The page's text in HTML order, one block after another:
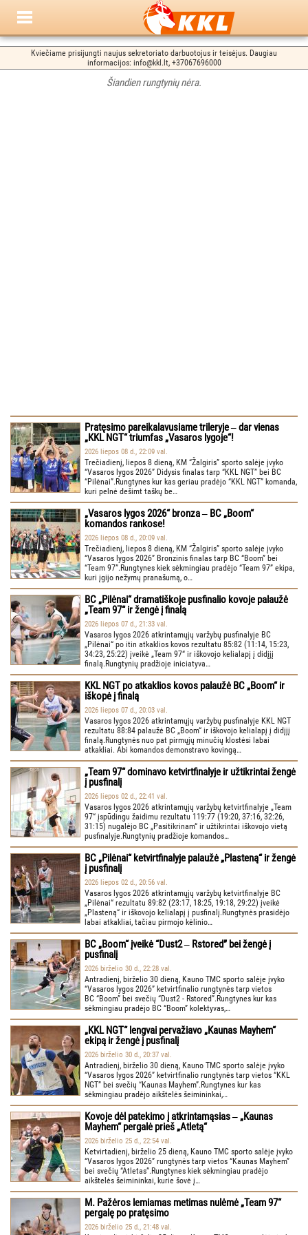
Kviečiame prisijungti naujus sekretoriato darbuotojus ir teisėjus. Daugiau
informacijos: info@kkl.lt, +37067696000
Šiandien rungtynių nėra.
Pratęsimo pareikalavusiame trileryje ‒ dar vienas
„KKL NGT“ triumfas „Vasaros lygoje“!
2026 liepos 08 d., 22:09 val.
Trečiadienį, liepos 8 dieną, KM “Žalgiris” sporto salėje įvyko
“Vasaros lygos 2026” Didysis finalas tarp “KKL NGT” bei BC
“Pilėnai”.Rungtynes kur kas geriau pradėjo “KKL NGT” komanda,
kuri pelnė dešimt taškų be…
„Vasaros lygos 2026“ bronza ‒ BC „Boom“
komandos rankose!
2026 liepos 08 d., 20:09 val.
Trečiadienį, liepos 8 dieną, KM “Žalgiris” sporto salėje įvyko
“Vasaros lygos 2026” Bronzinis finalas tarp BC “Boom” bei
“Team 97”.Rungtynes kiek sėkmingiau pradėjo “Team 97” ekipa,
kuri įgijo nežymų pranašumą, o…
BC „Pilėnai“ dramatiškoje pusfinalio kovoje palaužė
„Team 97“ ir žengė į finalą
2026 liepos 07 d., 21:33 val.
Vasaros lygos 2026 atkrintamųjų varžybų pusfinalyje BC
„Pilėnai“ po itin atkaklios kovos rezultatu 85:82 (11:14, 15:23,
34:23, 25:22) įveikė „Team 97“ ir iškovojo kelialapį į didįjį
finalą.Rungtynių pradžioje iniciatyva…
KKL NGT po atkaklios kovos palaužė BC „Boom“ ir
iškopė į finalą
2026 liepos 07 d., 20:03 val.
Vasaros lygos 2026 atkrintamųjų varžybų pusfinalyje KKL NGT
rezultatu 88:84 palaužė BC „Boom“ ir iškovojo kelialapį į didįjį
finalą.Rungtynės nuo pat pirmųjų minučių klostėsi labai
atkakliai. Abi komandos demonstravo kovingą…
„Team 97“ dominavo ketvirtfinalyje ir užtikrintai žengė
į pusfinalį
2026 liepos 02 d., 22:41 val.
Vasaros lygos 2026 atkrintamųjų varžybų ketvirtfinalyje „Team
97“ įspūdingu žaidimu rezultatu 119:77 (19:20, 37:16, 32:26,
31:15) nugalėjo BC „Pasitikrinam“ ir užtikrintai iškovojo vietą
pusfinalyje.Rungtynių pradžioje komandos…
BC „Pilėnai“ ketvirtfinalyje palaužė „Plasteną“ ir žengė
į pusfinalį
2026 liepos 02 d., 20:56 val.
Vasaros lygos 2026 atkrintamųjų varžybų ketvirtfinalyje BC
„Pilėnai“ rezultatu 89:82 (23:17, 18:25, 19:18, 29:22) įveikė
„Plasteną“ ir iškovojo kelialapį į pusfinalį.Rungtynės prasidėjo
labai atkakliai, tačiau pirmojo kėlinio…
BC „Boom“ įveikė “Dust2 ‒ Rstored” bei žengė į
pusfinalį
2026 birželio 30 d., 22:28 val.
Antradienį, birželio 30 dieną, Kauno TMC sporto salėje įvyko
“Vasaros lygos 2026” ketvirtfinalio rungtynės tarp vietos
BC “Boom” bei svečių “Dust2 - Rstored”.Rungtynes kur kas
sėkmingiau pradėjo BC “Boom” kolektyvas,…
„KKL NGT“ lengvai pervažiavo „Kaunas Mayhem“
ekipą ir žengė į pusfinalį
2026 birželio 30 d., 20:37 val.
Antradienį, birželio 30 dieną, Kauno TMC sporto salėje įvyko
“Vasaros lygos 2026” ketvirtfinalio rungtynės tarp vietos “KKL
NGT” bei svečių “Kaunas Mayhem”.Rungtynes kur kas
sėkmingiau pradėjo aikštelės šeimininkai,…
Kovoje dėl patekimo į atkrintamąsias ‒ „Kaunas
Mayhem“ pergalė prieš „Atletą“
2026 birželio 25 d., 22:54 val.
Ketvirtadienį, birželio 25 dieną, Kauno TMC sporto salėje įvyko
“Vasaros lygos 2026” rungtynės tarp vietos “Kaunas Mayhem”
bei svečių “Atletas”.Rungtynes kiek sėkmingiau pradėjo
aikštelės šeimininkai, kurie šovė į…
M. Pažėros lemiamas metimas nulėmė „Team 97“
pergalę po pratęsimo
2026 birželio 25 d., 21:48 val.